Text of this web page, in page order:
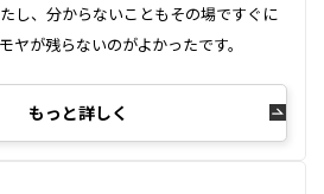
し、分からないこともその場ですぐに
ヤが残らないのがよかったです。
もっと詳しく